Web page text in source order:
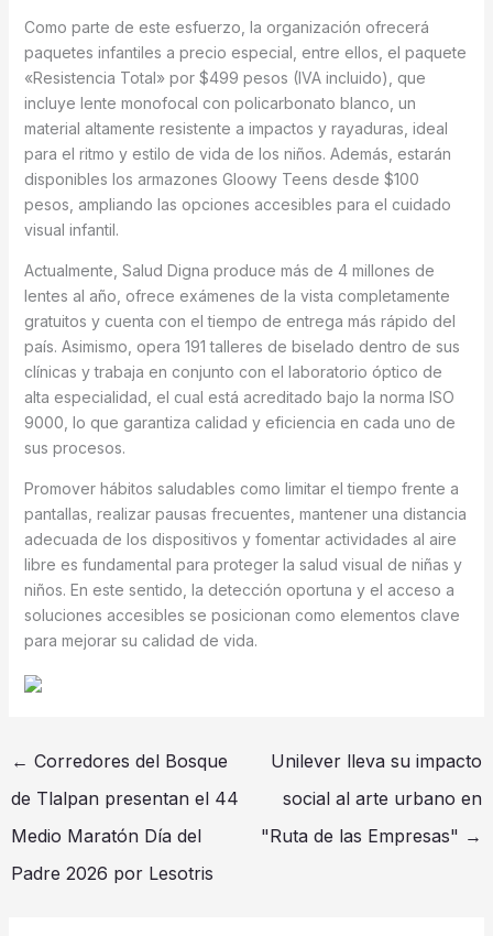
Como parte de este esfuerzo, la organización ofrecerá
paquetes infantiles a precio especial, entre ellos, el paquete
«Resistencia Total» por $499 pesos (IVA incluido), que
incluye lente monofocal con policarbonato blanco, un
material altamente resistente a impactos y rayaduras, ideal
para el ritmo y estilo de vida de los niños. Además, estarán
disponibles los armazones Gloowy Teens desde $100
pesos, ampliando las opciones accesibles para el cuidado
visual infantil.
Actualmente, Salud Digna produce más de 4 millones de
lentes al año, ofrece exámenes de la vista completamente
gratuitos y cuenta con el tiempo de entrega más rápido del
país. Asimismo, opera 191 talleres de biselado dentro de sus
clínicas y trabaja en conjunto con el laboratorio óptico de
alta especialidad, el cual está acreditado bajo la norma ISO
9000, lo que garantiza calidad y eficiencia en cada uno de
sus procesos.
Promover hábitos saludables como limitar el tiempo frente a
pantallas, realizar pausas frecuentes, mantener una distancia
adecuada de los dispositivos y fomentar actividades al aire
libre es fundamental para proteger la salud visual de niñas y
niños. En este sentido, la detección oportuna y el acceso a
soluciones accesibles se posicionan como elementos clave
para mejorar su calidad de vida.
← Corredores del Bosque
de Tlalpan presentan el 44
Medio Maratón Día del
Padre 2026 por Lesotris
Unilever lleva su impacto
social al arte urbano en
"Ruta de las Empresas" →